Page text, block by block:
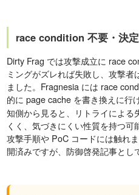
race condition 不要・決
Dirty Frag では攻撃成立に race
ミングがズレれば失敗し、攻撃
ました。Fragnesia には race
的に page cache を書き換えに行
知側から見ると、リトライによ
くく、気づきにくい性質を持つ
攻撃手順や PoC コードには触れ
開済みですが、防御啓発記事とし